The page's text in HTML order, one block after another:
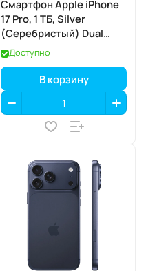
Смартфон Apple iPhone
17 Pro, 1 ТБ, Silver
(Серебристый) Dual
eSIM
Доступно
В корзину